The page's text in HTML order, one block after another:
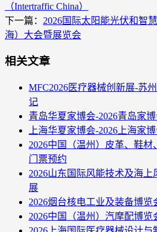
（Intertraffic China）
下一篇： 2026国际太阳能光伏和智
海）大会暨展览会
相关文章
MFC2026医疗器械创新展-苏
记
青岛华夏家博会-2026青岛家
上海华夏家博会-2026上海家
2026中国（温州）皮革、鞋
门票预约
2026山东国际风能技术及海
展
2026烟台核电工业及装备博
2026中国（温州）汽摩配博